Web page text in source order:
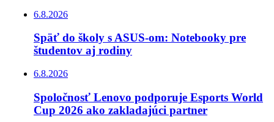
6.8.2026
Späť do školy s ASUS-om: Notebooky pre
študentov aj rodiny
6.8.2026
Spoločnosť Lenovo podporuje Esports World
Cup 2026 ako zakladajúci partner